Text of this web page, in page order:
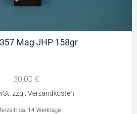
Mag JHP 158gr
30,00 €
ca. 14 Werktage